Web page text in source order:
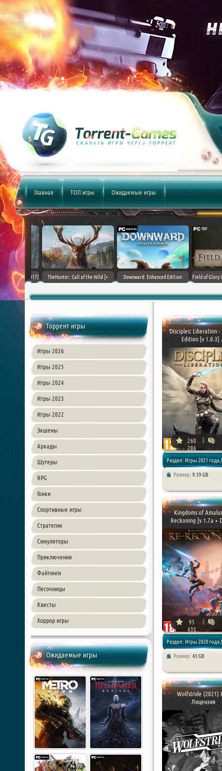
Главная ТОП игры Ожидаемые игры
(2017)
TheHunter: Call of the Wild [+
Downward: Enhanced Edition
Field of Glory II [+
Торрент игры
Игры 2026
Игры 2025
Игры 2024
Игры 2023
Игры 2022
Экшены
Аркады
Шутеры
RPG
Гонки
Спортивные игры
Стратегии
Симуляторы
Приключения
Файтинги
Песочницы
Квесты
Хоррор игры
Ожидаемые игры
Disciples: Liberation -
Edition [v 1.0.3]
260
286
Раздел: Игры 2021 года /
Размер: 9.59 GB
Kingdoms of
Reckoning [v 1.7a +
95
435
Раздел: Игры 2020 года /
Размер: 43 GB
Wolfstride (2021)
Лицензия